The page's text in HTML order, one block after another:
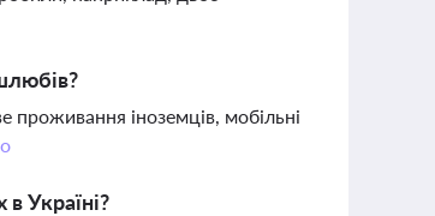
проживання іноземців, мобільні
Україні?